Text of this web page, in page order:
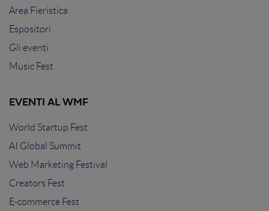
Area Fieristica
Espositori
Gli eventi
Music Fest
EVENTI AL WMF
World Startup Fest
AI Global Summit
Web Marketing Festival
Creators Fest
E-commerce Fest